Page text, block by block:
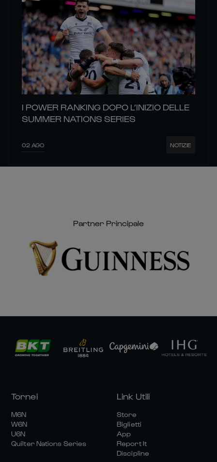
I POWER RANKING DOPO L’INIZIO DELLE
SUMMER NATIONS SERIES
02 AGO NOTIZIE
Partner Principale
Tornei
M6N
W6N
U6N
Quilter Nations Series
Link Utili
Store
Biglietti
App
Report It
Discipline